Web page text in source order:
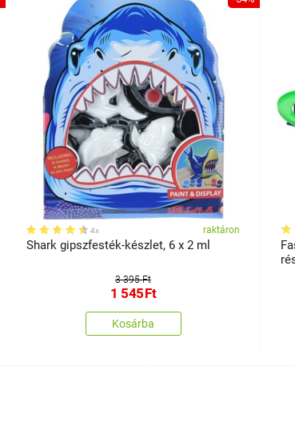
4x raktáron
Shark gipszfesték-készlet, 6 x 2 ml
3 395 Ft
1 545Ft
Kosárba